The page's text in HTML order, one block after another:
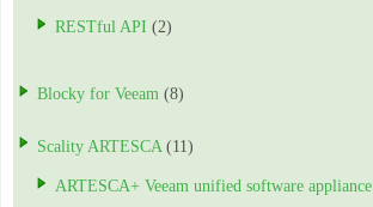
RESTful API (2)
Blocky for Veeam (8)
Scality ARTESCA (11)
ARTESCA+ Veeam unified software appliance